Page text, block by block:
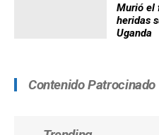
Murió el
heridas
Uganda
Contenido Patrocinado